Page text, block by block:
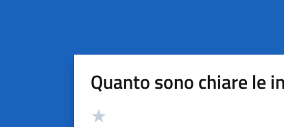
Quanto sono chiare le
Valutazione